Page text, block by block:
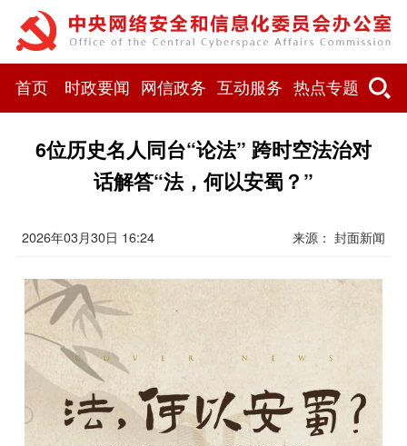
首页 时政要闻 网信政务 互动服务 热点专题
6位历史名人同台“论法” 跨时空法治对
话解答“法，何以安蜀？”
2026年03月30日 16:24 来源： 封面新闻